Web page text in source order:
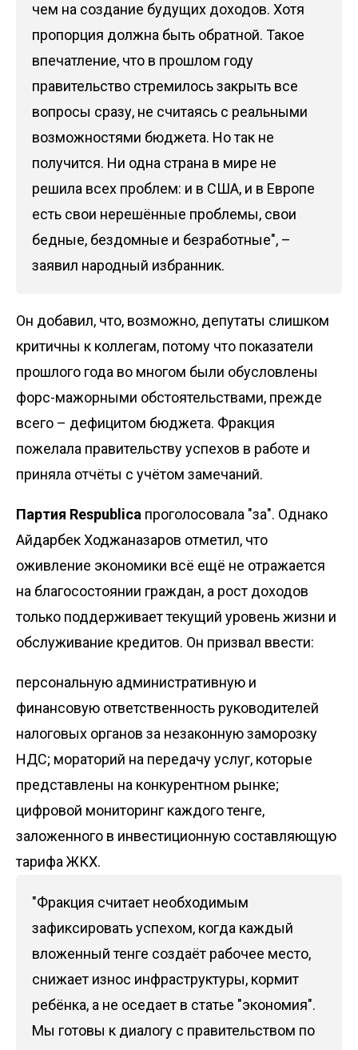
чем на создание будущих доходов. Хотя
пропорция должна быть обратной. Такое
впечатление, что в прошлом году
правительство стремилось закрыть все
вопросы сразу, не считаясь с реальными
возможностями бюджета. Но так не
получится. Ни одна страна в мире не
решила всех проблем: и в США, и в Европе
есть свои нерешённые проблемы, свои
бедные, бездомные и безработные", –
заявил народный избранник.
Он добавил, что, возможно, депутаты слишком
критичны к коллегам, потому что показатели
прошлого года во многом были обусловлены
форс-мажорными обстоятельствами, прежде
всего – дефицитом бюджета. Фракция
пожелала правительству успехов в работе и
приняла отчёты с учётом замечаний.
Партия Respublica проголосовала "за". Однако
Айдарбек Ходжаназаров отметил, что
оживление экономики всё ещё не отражается
на благосостоянии граждан, а рост доходов
только поддерживает текущий уровень жизни и
обслуживание кредитов. Он призвал ввести:
персональную административную и
финансовую ответственность руководителей
налоговых органов за незаконную заморозку
НДС; мораторий на передачу услуг, которые
представлены на конкурентном рынке;
цифровой мониторинг каждого тенге,
заложенного в инвестиционную составляющую
тарифа ЖКХ.
"Фракция считает необходимым
зафиксировать успехом, когда каждый
вложенный тенге создаёт рабочее место,
снижает износ инфраструктуры, кормит
ребёнка, а не оседает в статье "экономия".
Мы готовы к диалогу с правительством по